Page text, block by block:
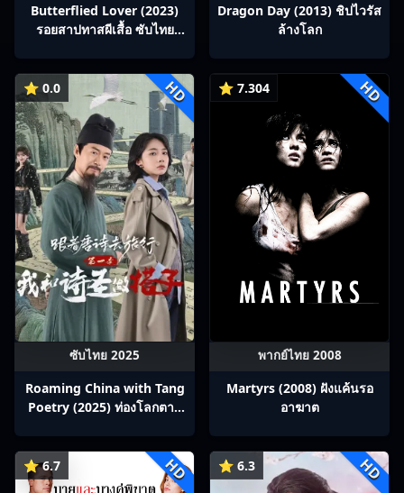
Butterflied Lover (2023)
รอยสาปทาสผีเสื้อ ซับไทย
Dragon Day (2013) ชิปไวรัส
ล้างโลก
⭐ 0.0 HD
ซับไทย 2025
Roaming China with Tang
Poetry (2025) ท่องโลกตาม
⭐ 7.304 HD
พากย์ไทย 2008
Martyrs (2008) ฝังแค้นรอ
อาฆาต
⭐ 6.7 HD ⭐ 6.3 HD